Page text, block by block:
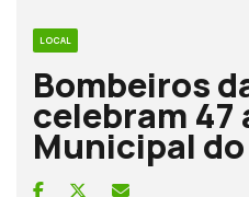
LOCAL
Bombeiros
celebram 47
Municipal